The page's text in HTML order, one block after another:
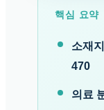
핵심 요약
소재
470
의료